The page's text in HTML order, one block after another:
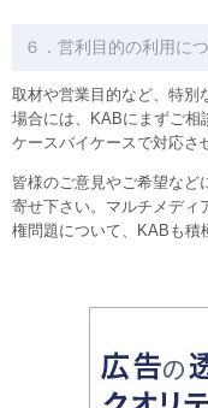
６．営利目的の利用に
取材や営業目的など、特別
場合には、KABにまずご相
ケースバイケースで対応さ
皆様のご意見やご希望など
寄せ下さい。マルチメディ
権問題について、KABも積